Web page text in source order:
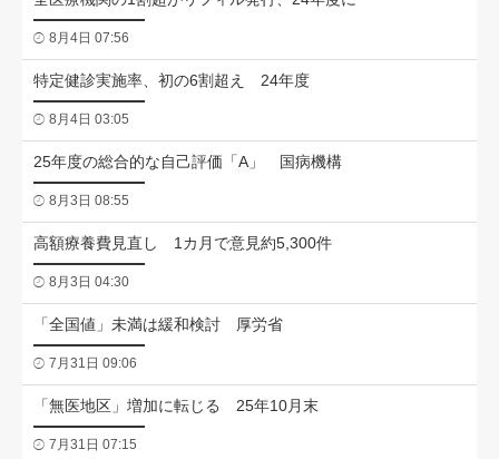
8月4日 07:56
特定健診実施率、初の6割超え 24年度
8月4日 03:05
25年度の総合的な自己評価「A」 国病機構
8月3日 08:55
高額療養費見直し 1カ月で意見約5,300件
8月3日 04:30
「全国値」未満は緩和検討 厚労省
7月31日 09:06
「無医地区」増加に転じる 25年10月末
7月31日 07:15